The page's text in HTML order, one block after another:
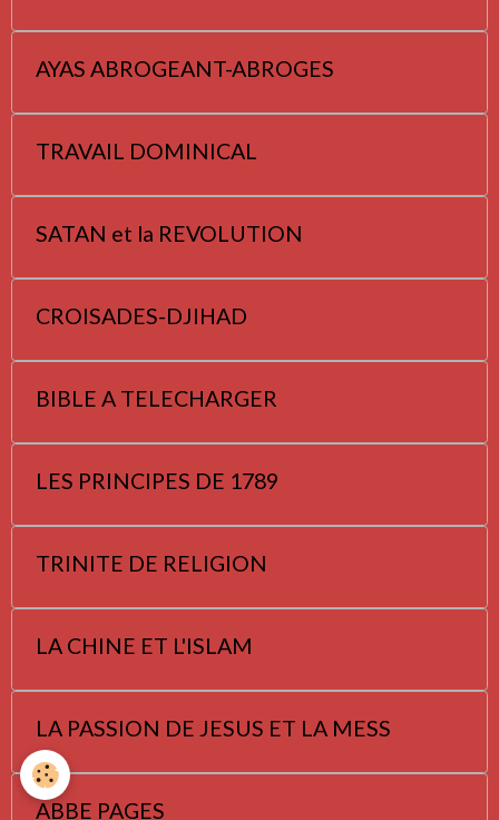
AYAS ABROGEANT-ABROGES
TRAVAIL DOMINICAL
SATAN et la REVOLUTION
CROISADES-DJIHAD
BIBLE A TELECHARGER
LES PRINCIPES DE 1789
TRINITE DE RELIGION
LA CHINE ET L'ISLAM
LA PASSION DE JESUS ET LA MESS
ABBE PAGES